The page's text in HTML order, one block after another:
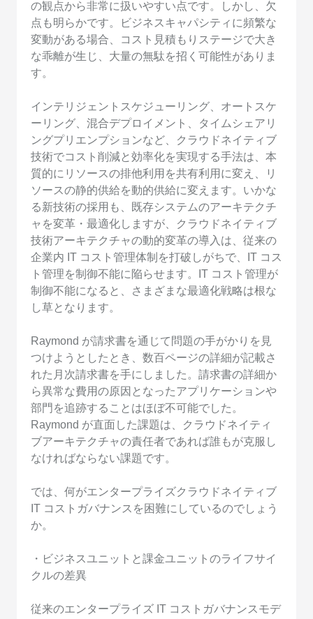
の観点から非常に扱いやすい点です。しかし、欠
点も明らかです。ビジネスキャパシティに頻繁な
変動がある場合、コスト見積もりステージで大き
な乖離が生じ、大量の無駄を招く可能性がありま
す。
インテリジェントスケジューリング、オートスケ
ーリング、混合デプロイメント、タイムシェアリ
ングプリエンプションなど、クラウドネイティブ
技術でコスト削減と効率化を実現する手法は、本
質的にリソースの排他利用を共有利用に変え、リ
ソースの静的供給を動的供給に変えます。いかな
る新技術の採用も、既存システムのアーキテクチ
ャを変革・最適化しますが、クラウドネイティブ
技術アーキテクチャの動的変革の導入は、従来の
企業内 IT コスト管理体制を打破しがちで、IT コス
ト管理を制御不能に陥らせます。IT コスト管理が
制御不能になると、さまざまな最適化戦略は根な
し草となります。
Raymond が請求書を通じて問題の手がかりを見
つけようとしたとき、数百ページの詳細が記載さ
れた月次請求書を手にしました。請求書の詳細か
ら異常な費用の原因となったアプリケーションや
部門を追跡することはほぼ不可能でした。
Raymond が直面した課題は、クラウドネイティ
ブアーキテクチャの責任者であれば誰もが克服し
なければならない課題です。
では、何がエンタープライズクラウドネイティブ
IT コストガバナンスを困難にしているのでしょう
か。
・ビジネスユニットと課金ユニットのライフサイ
クルの差異
従来のエンタープライズ IT コストガバナンスモデ